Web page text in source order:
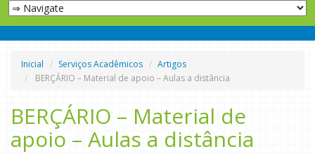
Inicial Serviços Acadêmicos
Artigos
BERÇÁRIO – Material de apoio – Aulas a distância
BERÇÁRIO – Material de
apoio – Aulas a distância